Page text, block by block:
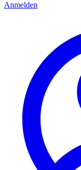
Anmelden